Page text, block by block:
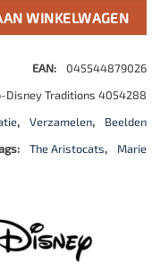
WINKELWAGEN
EAN:
045544879026
Disney Traditions 4054288
, Verzamelen,
Beelden
The Aristocats, Marie